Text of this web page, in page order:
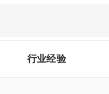
行业经验